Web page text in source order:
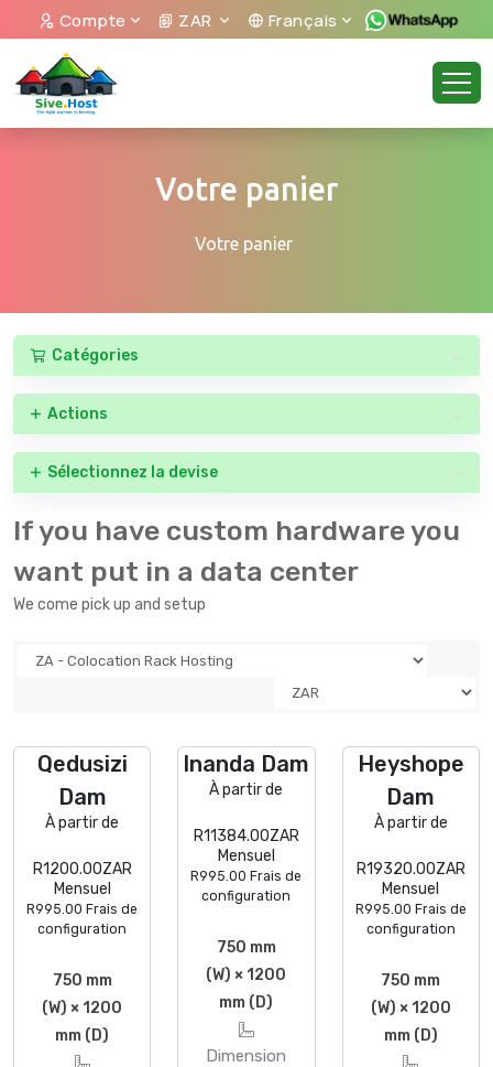
Compte ZAR Français
Votre panier
Votre panier
Catégories
Actions
Sélectionnez la devise
If you have custom hardware you
want put in a data center
We come pick up and setup
Qedusizi
Dam
À partir de
R1200.00ZAR
Mensuel
R995.00 Frais de
configuration
750 mm
(W) × 1200
mm (D)
Inanda Dam
À partir de
R11384.00ZAR
Mensuel
R995.00 Frais de
configuration
750 mm
(W) × 1200
mm (D)
Dimension
Heyshope
Dam
À partir de
R19320.00ZAR
Mensuel
R995.00 Frais de
configuration
750 mm
(W) × 1200
mm (D)